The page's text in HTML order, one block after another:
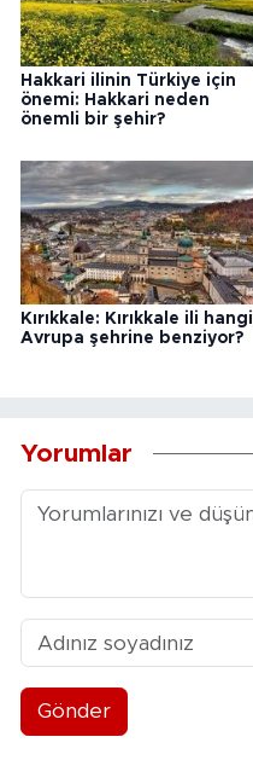
Hakkari ilinin Türkiye için
önemi: Hakkari neden
önemli bir şehir?
Kırıkkale: Kırıkkale ili hangi
Avrupa şehrine benziyor?
Yorumlar
Gönder